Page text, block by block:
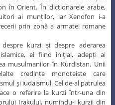
în Orient. În dicționarele arabe,
ai munților, iar Xenofon i-a
prin zonă a armatei romane
kurzi și despre aderarea
ei fiind iniţial, adepți ai
musulmanilor în Kurdistan. Unii
credințe monoteiste care
și iudaismul. Cel de-al patrulea
o referire la kurzi într-una din
Irakului, numindu-i kurzii din